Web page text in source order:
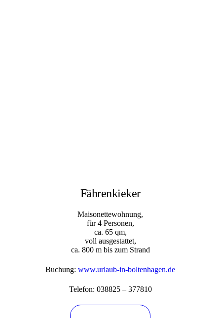
Fährenkieker
Maisonettewohnung,
für 4 Personen,
ca. 65 qm,
voll ausgestattet,
ca. 800 m bis zum Strand
Buchung: www.urlaub-in-boltenhagen.de
Telefon: 038825 – 377810